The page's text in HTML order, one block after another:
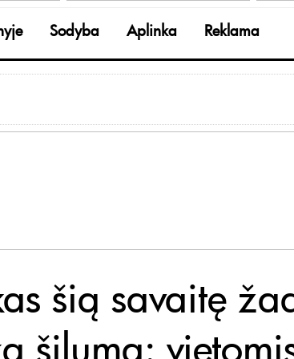
Sodyba Aplinka Reklama
šią savaitę
šilumą: